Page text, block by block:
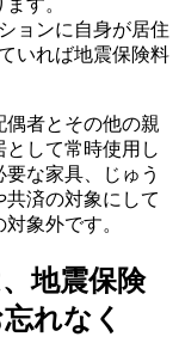
ョンに自身が居住
いれば地震保険料
者とその他の親
して常時使用し
な家具、じゅう
済の対象にして
象外です。
地震保険
れなく